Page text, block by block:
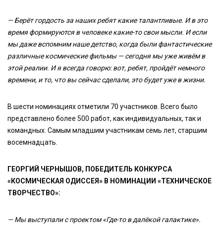
— Берёт гордость за наших ребят какие талантливые. И в это
время формируются в человеке какие-то свои мысли. И если
мы даже вспомним наше детство, когда были фантастические
различные космические фильмы — сегодня мы уже живём в
этой реалии. И я всегда говорю: вот, ребят, пройдёт немного
времени, и то, что вы сейчас сделали, это будет уже в жизни.
В шести номинациях отметили 70 участников. Всего было
представлено более 500 работ, как индивидуальных, так и
командных. Самым младшим участникам семь лет, старшим
восемнадцать.
ГЕОРГИЙ ЧЕРНЫШОВ, ПОБЕДИТЕЛЬ КОНКУРСА
«КОСМИЧЕСКАЯ ОДИССЕЯ» В НОМИНАЦИИ «ТЕХНИЧЕСКОЕ
ТВОРЧЕСТВО»:
— Мы выступали с проектом «Где-то в далёкой галактике».